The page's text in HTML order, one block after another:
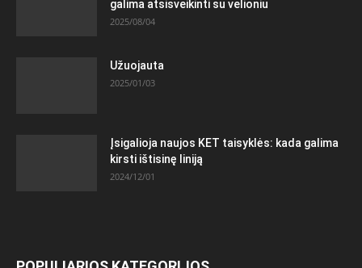
galima atsisveikinti su velioniu
2025/08/04
Užuojauta
2025/01/03
Įsigalioja naujos KET taisyklės: kada galima
kirsti ištisinę liniją
2024/12/01